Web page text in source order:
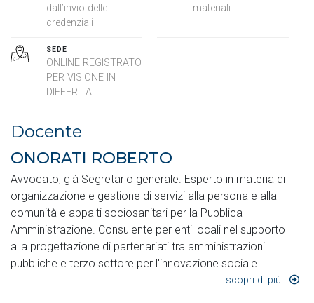
dall’invio delle
credenziali
materiali
SEDE
ONLINE REGISTRATO
PER VISIONE IN
DIFFERITA
Docente
ONORATI ROBERTO
Avvocato, già Segretario generale. Esperto in materia di
organizzazione e gestione di servizi alla persona e alla
comunità e appalti sociosanitari per la Pubblica
Amministrazione. Consulente per enti locali nel supporto
alla progettazione di partenariati tra amministrazioni
pubbliche e terzo settore per l'innovazione sociale.
scopri di più